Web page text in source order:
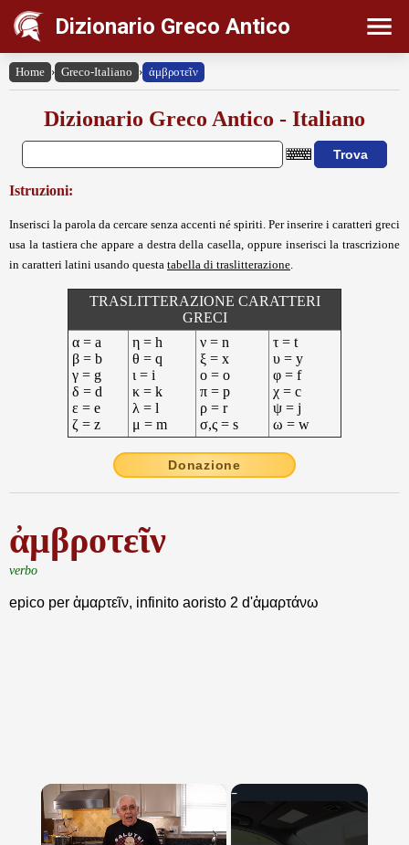
Dizionario Greco Antico
Home › Greco-Italiano › ἀμβροτεῖν
Dizionario Greco Antico - Italiano
Istruzioni:
Inserisci la parola da cercare senza accenti né spiriti. Per inserire i caratteri greci
usa la tastiera che appare a destra della casella, oppure inserisci la trascrizione
in caratteri latini usando questa tabella di traslitterazione
TRASLITTERAZIONE CARATTERI
GRECI
α = a
β = b
γ = g
δ = d
ε = e
ζ = z
η = h
θ = q
ι = i
κ = k
λ = l
μ = m
ν = n
ξ = x
ο = o
π = p
ρ = r
σ,ς = s
τ = t
υ = y
φ = f
χ = c
ψ = j
ω = w
Donazione
ἀμβροτεῖν
verbo
epico per ἁμαρτεῖν, infinito aoristo 2 d'ἁμαρτάνω